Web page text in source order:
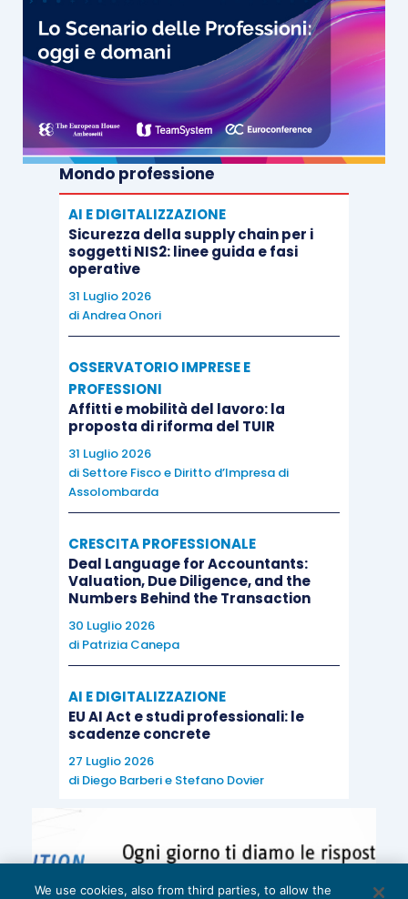
Mondo professione
AI E DIGITALIZZAZIONE
Sicurezza della supply chain per i
soggetti NIS2: linee guida e fasi
operative
31 Luglio 2026
diAndrea Onori
OSSERVATORIO IMPRESE E
PROFESSIONI
Affitti e mobilità del lavoro: la
proposta di riforma del TUIR
31 Luglio 2026
di Settore Fisco e Diritto d’Impresa di
Assolombarda
CRESCITA PROFESSIONALE
Deal Language for Accountants:
Valuation, Due Diligence, and the
Numbers Behind the Transaction
30 Luglio 2026
di Patrizia Canepa
AI E DIGITALIZZAZIONE
EU AI Act e studi professionali: le
scadenze concrete
27 Luglio 2026
di Diego Barberie Stefano Dovier
We use cookies, also from third parties, to allow the